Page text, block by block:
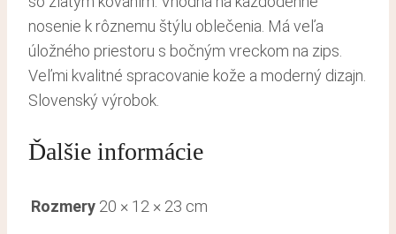
nosenie k rôznemu štýlu oblečenia. Má veľa
úložného priestoru s bočným vreckom na zips.
Veľmi kvalitné spracovanie kože a moderný dizajn.
Slovenský výrobok.
Ďalšie informácie
Rozmery 20 × 12 × 23 cm